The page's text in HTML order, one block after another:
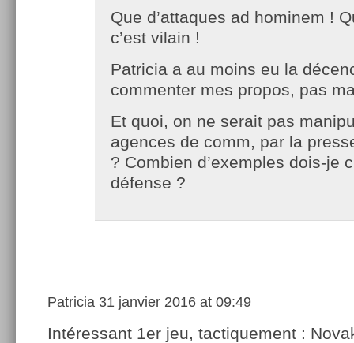
Que d’attaques ad hominem !
c’est vilain !
Patricia a au moins eu la
commenter mes propos, pas
Et quoi, on ne serait pas
agences de comm, par la
? Combien d’exemples dois-je
défense ?
Patricia 31 janvier 2016 at 09:49
Intéressant 1er jeu, tactiquement :